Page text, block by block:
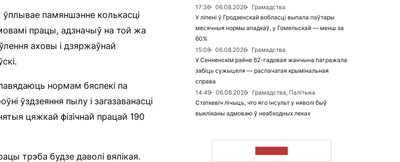
памяншэнне колькасці
працы, адзначыў на той жа
аховы і дзяржаўнай
нормам бяспекі па
ўздзеяння пылу і загазаванасці
цяжкай фізічнай працай 190
трэба будзе даволі вялікая.
17:36
06.08.2026
Грамадства
У ліпені ў Гродзенскай вобласці выпала паўтары
месячныя нормы ападкаў, у Гомельскай — менш за
60%
15:08
06.08.2026
Грамадства
У Сенненскім раёне 62-гадовая жанчына пагражала
забіць сужыцеля — распачатая крымінальная
справа
14:49
06.08.2026
Грамадства, Палітыка
Статкевіч лічыць, что яго інсульт у няволі быў
выкліканы адмоваю ў неабходных леках